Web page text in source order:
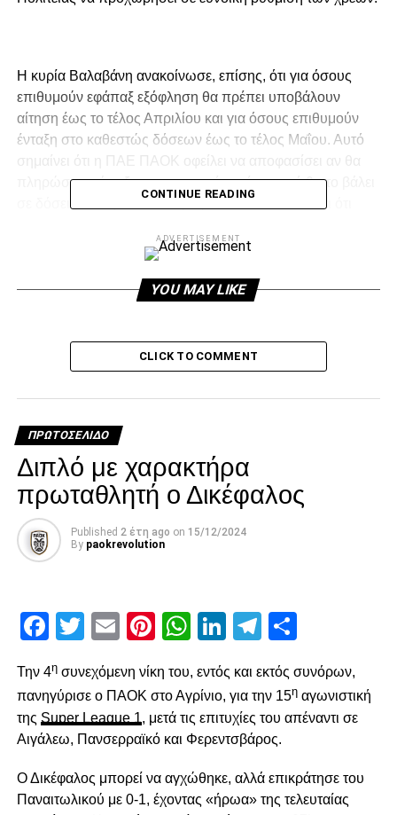
Η κυρία Βαλαβάνη ανακοίνωσε, επίσης, ότι για όσους
επιθυμούν εφάπαξ εξόφληση θα πρέπει υποβάλουν
αίτηση έως το τέλος Απριλίου και για όσους επιθυμούν
ένταξη στο καθεστώς δόσεων έως το τέλος Μαΐου. Αυτό
σημαίνει ότι η ΠΑΕ ΠΑΟΚ οφείλει να αποφασίσει αν θα
πληρώσει εφάπαξ το πρωτογενές χρέος της ή θα το βάλει
σε δόσεις που φτάνουν ως τις εκατό. Η ουσία είναι ότι
“τελειώσει” το θέμα των χρεών.
τις νέες ρυθμίσεις χρεών θα προβλέπει:
1) έως 100 δόσεις για όλους, με κατάργηση των
περιορισμών που προβλέπει η υφιστάμενη ρύθμιση. Αυτό
σημαίνει ότι:
α) θα μπορούν να ενταχθούν στη ρύθμιση και 6.000
μεγαλοφειλέτες με χρέη άνω του 1 εκατ. ευρώ, παρά τις
αντιρρήσεις της Τρόικα που επέβαλε την εξαίρεσή τους
Facebook
Twitter
EmailPinterest
WhatsApp
LinkedIn
Telegram
RELATED TOPICS:
UP NEXT
Έφεση από τον ποδοσφαιρικό εισαγγελέα
DON'T MISS
CONTINUE READING
ADVERTISEMENT
YOU MAY LIKE
CLICK TO COMMENT
ΠΡΩΤΟΣΈΛΙΔΟ
Διπλό με χαρακτήρα
πρωταθλητή ο Δικέφαλος
Published 2 έτη ago on 15/12/2024
By paokrevolution
Facebook
Twitter
EmailPinterest
WhatsApp
LinkedIn
Telegram
Την 4ησυνεχόμενη νίκη του, εντός και εκτός συνόρων,
πανηγύρισε ο ΠΑΟΚ στο Αγρίνιο, για την 15ηαγωνιστική
της Super League 1, μετά τις επιτυχίες του απέναντι σε
Αιγάλεω, Πανσερραϊκό και Φερεντσβάρος.
Ο Δικέφαλος μπορεί να αγχώθηκε, αλλά επικράτησε του
Παναιτωλικού με 0-1, έχοντας «ήρωα» της τελευταίας